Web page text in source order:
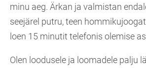
minu aeg. Ärkan ja valmistan
seejärel putru, teen
loen 15 minutit telefonis olemise
Olen loodusele ja loomadele palju